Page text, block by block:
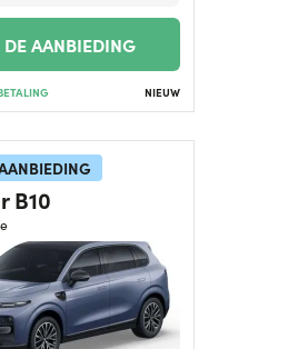
AANBIEDING
NIEUW
B10